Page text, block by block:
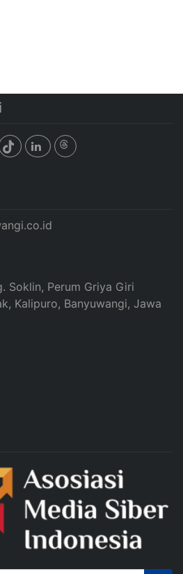
Soklin, Perum Griya Giri
Kalipuro, Banyuwangi, Jawa